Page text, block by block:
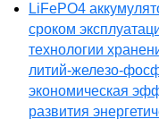
LiFePO4
сроком
технологии
литий-железо-
экономическая
развития